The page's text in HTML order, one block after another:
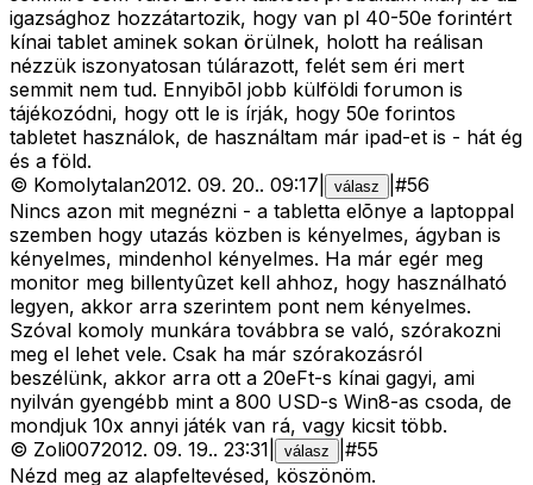
igazsághoz hozzátartozik, hogy van pl 40-50e forintért
kínai tablet aminek sokan örülnek, holott ha reálisan
nézzük iszonyatosan túlárazott, felét sem éri mert
semmit nem tud. Ennyibõl jobb külföldi forumon is
tájékozódni, hogy ott le is írják, hogy 50e forintos
tabletet használok, de használtam már ipad-et is - hát ég
és a föld.
© Komolytalan2012. 09. 20.. 09:17 válasz #56
Nincs azon mit megnézni - a tabletta elõnye a laptoppal
szemben hogy utazás közben is kényelmes, ágyban is
kényelmes, mindenhol kényelmes. Ha már egér meg
monitor meg billentyûzet kell ahhoz, hogy használható
legyen, akkor arra szerintem pont nem kényelmes.
Szóval komoly munkára továbbra se való, szórakozni
meg el lehet vele. Csak ha már szórakozásról
beszélünk, akkor arra ott a 20eFt-s kínai gagyi, ami
nyilván gyengébb mint a 800 USD-s Win8-as csoda, de
mondjuk 10x annyi játék van rá, vagy kicsit több.
© Zoli0072012. 09. 19.. 23:31 válasz #55
Nézd meg az alapfeltevésed, köszönöm.